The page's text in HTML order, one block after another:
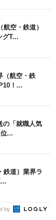
航空・鉄道）
グT...
（航空・鉄
！...
の「就職人気
...
鉄道）業界ラ
by